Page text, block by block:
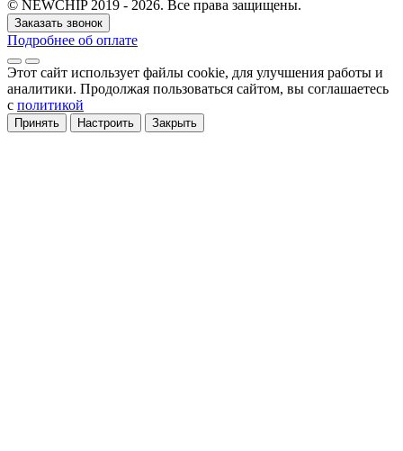
© NEWCHIP 2019 - 2026. Все права защищены.
Заказать звонок
Подробнее об оплате
Этот сайт использует файлы cookie, для улучшения работы и
аналитики. Продолжая пользоваться сайтом, вы соглашаетесь
с политикой
Принять Настроить Закрыть